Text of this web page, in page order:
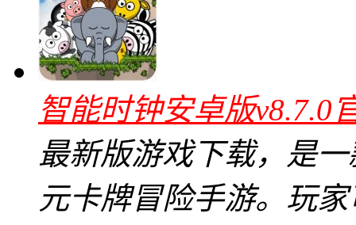
智能时钟安卓版v8.7.0
最新版游戏下载，是
元卡牌冒险手游。玩